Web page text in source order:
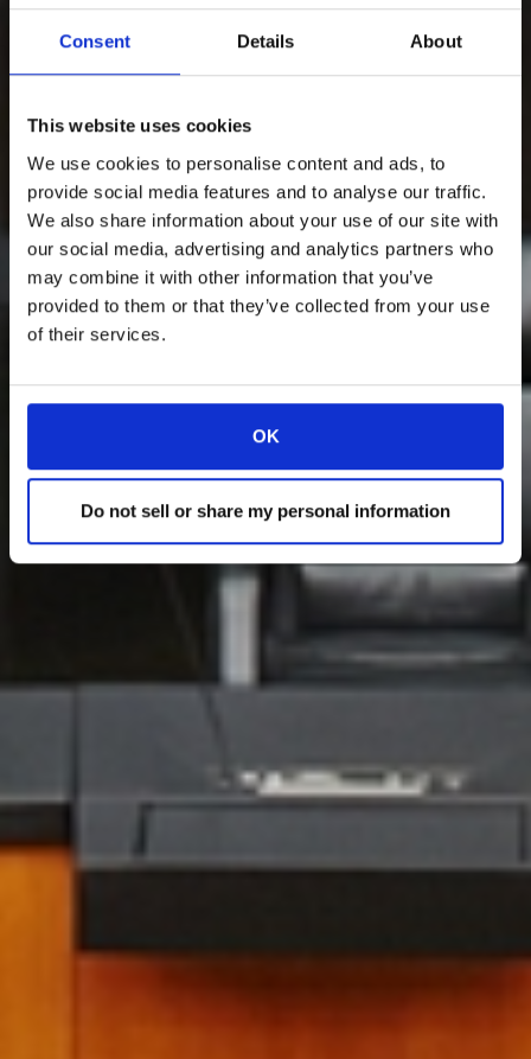
Consent Details About
This website uses cookies
We use cookies to personalise content and ads, to
provide social media features and to analyse our traffic.
We also share information about your use of our site with
our social media, advertising and analytics partners who
may combine it with other information that you’ve
provided to them or that they’ve collected from your use
of their services.
OK
Do not sell or share my personal information